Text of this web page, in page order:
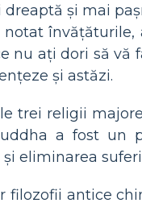
dreaptă și mai
nu ați dori să
și astăzi.
trei religii
a fost
eliminarea
filozofii antice